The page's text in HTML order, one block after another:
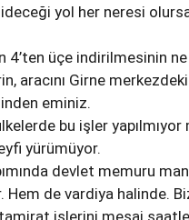
yol her neresi
4’ten üçe indirilmesinin
aracını Girne
eminiz.
bu işler yapılmıyor
yürümüyor.
devlet memuru
Hem de vardiya halinde.